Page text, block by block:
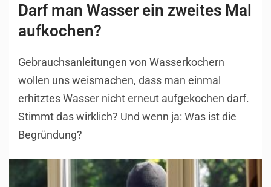
Darf man Wasser ein zweites Mal
aufkochen?
Gebrauchsanleitungen von Wasserkochern
wollen uns weismachen, dass man einmal
erhitztes Wasser nicht erneut aufgekochen darf.
Stimmt das wirklich? Und wenn ja: Was ist die
Begründung?